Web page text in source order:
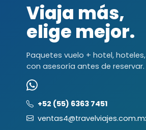
Viaja más,
elige mejor.
Paquetes vuelo + hotel,
con asesoría antes de reservar.
+52 (55) 6363 7451